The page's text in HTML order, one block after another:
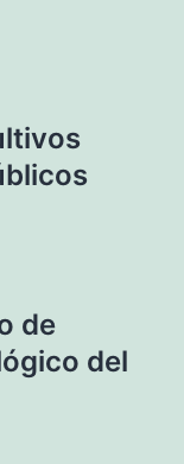
de
del